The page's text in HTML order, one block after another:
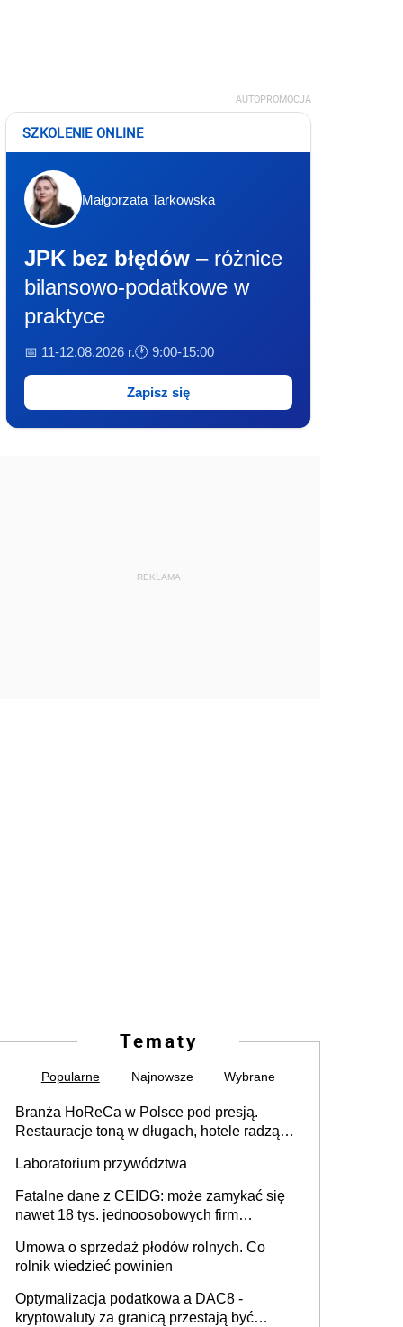
AUTOPROMOCJA
SZKOLENIE ONLINE
Małgorzata Tarkowska
JPK bez błędów – różnice
bilansowo-podatkowe w
praktyce
📅 11-12.08.2026 r.🕐 9:00-15:00
Zapisz się
REKLAMA
Tematy
Popularne Najnowsze Wybrane
Branża HoReCa w Polsce pod presją.
Restauracje toną w długach, hotele radzą
Laboratorium przywództwa
Fatalne dane z CEIDG: może zamykać się
nawet 18 tys. jednoosobowych firm
Umowa o sprzedaż płodów rolnych. Co
rolnik wiedzieć powinien
Optymalizacja podatkowa a DAC8 -
kryptowaluty za granicą przestają być